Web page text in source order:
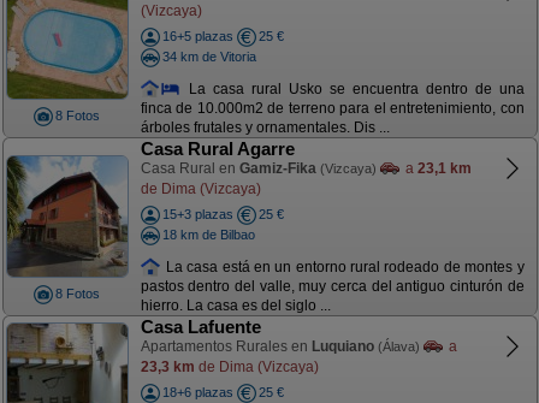
8 Fotos
(Vizcaya)
16+5 plazas
25 €
34 km de Vitoria
La casa rural Usko se encuentra dentro de una
finca de 10.000m2 de terreno para el entretenimiento, con
árboles frutales y ornamentales. Dis ...
8 Fotos
Casa Rural Agarre
Casa Rural en Gamiz-Fika (Vizcaya) a 23,1 km
de Dima (Vizcaya)
15+3 plazas
25 €
18 km de Bilbao
La casa está en un entorno rural rodeado de montes y
pastos dentro del valle, muy cerca del antiguo cinturón de
hierro. La casa es del siglo ...
Casa Lafuente
Apartamentos Rurales en Luquiano (Álava)
a
23,3 km de Dima (Vizcaya)
18+6 plazas
25 €